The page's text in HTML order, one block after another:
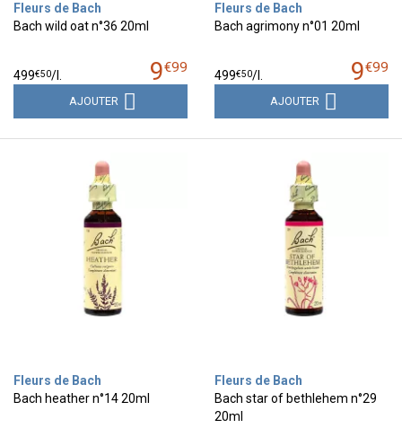
Fleurs de Bach
Bach wild oat n°36 20ml
9€99
499€50/
AJOUTER
Fleurs de Bach
Bach agrimony n°01 20ml
9€99
499€50/
AJOUTER
Fleurs de Bach
Bach heather n°14 20ml
Fleurs de Bach
Bach star of bethlehem n°29
20ml